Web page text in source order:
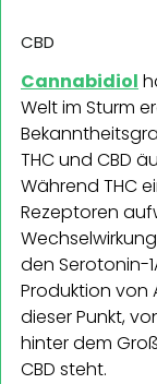
CBD
Cannabidiol
Welt im Sturm
THC und CBD
Während THC
Rezeptoren
den Serotonin-
Produktion von
dieser Punkt,
hinter dem
CBD steht.